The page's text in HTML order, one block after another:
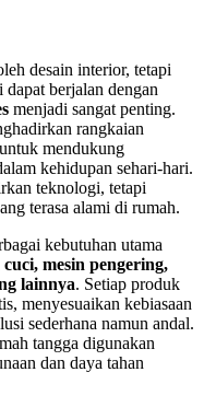
desain interior, tetapi
berjalan dengan
menjadi sangat penting.
rangkaian
mendukung
kehidupan sehari-hari.
teknologi, tetapi
terasa alami di rumah.
kebutuhan utama
mesin pengering,
lainnya. Setiap produk
menyesuaikan kebiasaan
sederhana namun andal.
tangga digunakan
dan daya tahan